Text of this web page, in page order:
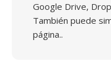
Google Drive,
También puede
página..